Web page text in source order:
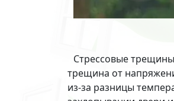
Стрессовые
трещина от
из-за разницы